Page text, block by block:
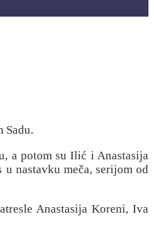
Sadu.
a potom su Ilić i Anastasija
nastavku meča, serijom od
Anastasija Koreni, Iva